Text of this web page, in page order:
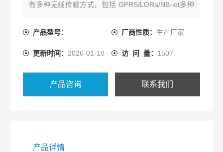
有多种无线传输方式，包括 GPRS/LORa/NB-iot多种
产品型号：
厂商性质： 生产厂家
更新时间： 2026-01-10 访 问 量： 1507
产品咨询 联系我们
产品详情